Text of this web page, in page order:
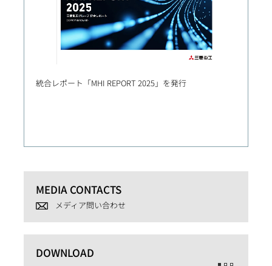
統合レポート「MHI REPORT 2025」を発行
MEDIA CONTACTS
メディア問い合わせ
DOWNLOAD